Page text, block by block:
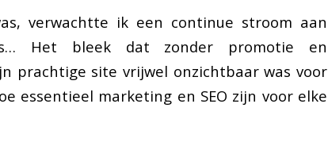
verwachtte ik een continue stroom aan
Het bleek dat zonder promotie en
prachtige site vrijwel onzichtbaar was voor
essentieel marketing en SEO zijn voor elke